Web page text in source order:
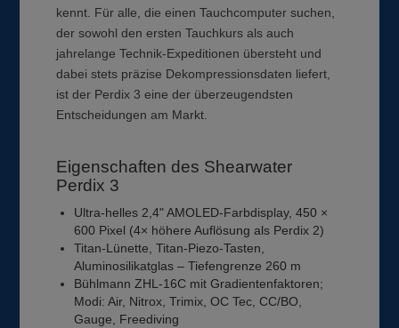
kennt. Für alle, die einen Tauchcomputer suchen,
der sowohl den ersten Tauchkurs als auch
jahrelange Technik-Expeditionen übersteht und
dabei stets präzise Dekompressionsdaten liefert,
ist der Perdix 3 eine der überzeugendsten
Entscheidungen am Markt.
Eigenschaften des Shearwater
Perdix 3
Ultra-helles 2,4" AMOLED-Farbdisplay, 450 ×
600 Pixel (4× höhere Auflösung als Perdix 2)
Titan-Lünette, Titan-Piezo-Tasten,
Aluminosilikatglas – Tiefengrenze 260 m
Bühlmann ZHL-16C mit Gradientenfaktoren;
Modi: Air, Nitrox, Trimix, OC Tec, CC/BO,
Gauge, Freediving